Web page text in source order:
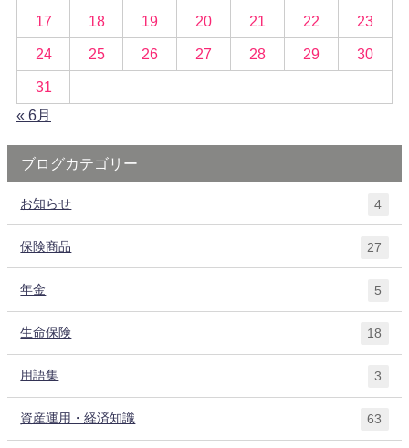
17 18 19 20 21 22 23
24 25 26 27 28 29 30
31
« 6月
ブログカテゴリー
お知らせ 4
保険商品 27
年金 5
生命保険 18
用語集 3
資産運用・経済知識 63